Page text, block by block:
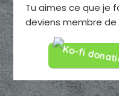
Tu aimes ce que je
deviens membre de